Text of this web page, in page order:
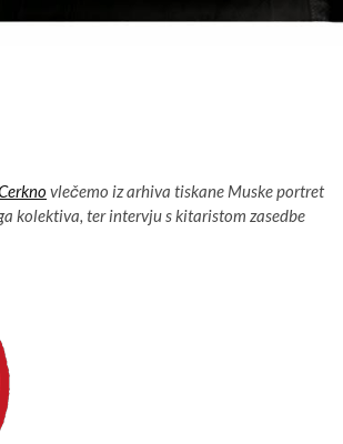
vlečemo iz arhiva tiskane Muske portret
kolektiva, ter intervju s kitaristom zasedbe